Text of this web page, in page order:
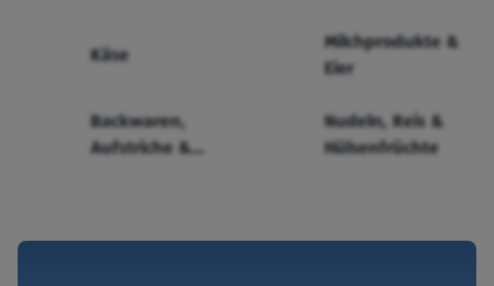
Käse
Milchprodukte &
Eier
Backwaren,
Aufstriche &
Nudeln, Reis &
Hülsenfrüchte